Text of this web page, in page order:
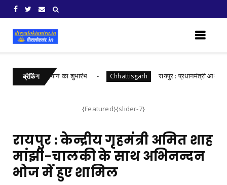
ब्रेकिंग
संकल्प अभियान‘ का शुभारंभ Chhattisgarh रायपुर : प्रधानमंत्री आवास
{Featured}{slider-7}
रायपुर : केन्द्रीय गृहमंत्री अमित शाह
मांझी-चालकी के साथ अभिनन्दन
भोज में हुए शामिल